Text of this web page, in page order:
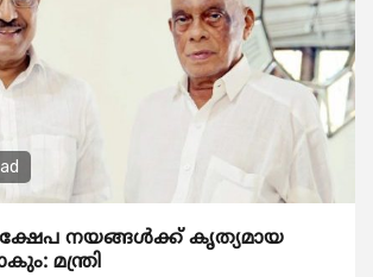
നയങ്ങള്‍ക്ക് കൃത്യമായ
മന്ത്രി